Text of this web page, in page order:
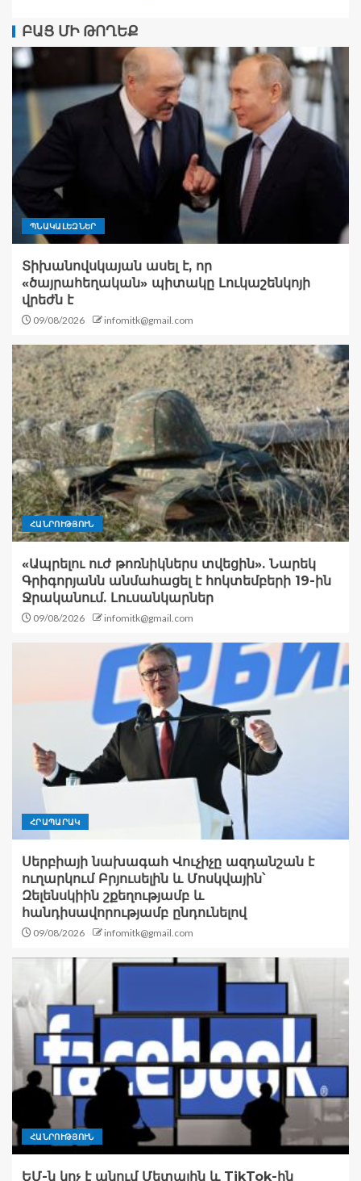
ԲԱՑ ՄԻ ԹՈՂԵՔ
ՊՆԱԿԱԼԵԶՆԵՐ
Տիխանովսկայան ասել է, որ
«ծայրահեղական» պիտակը Լուկաշենկոյի
վրեժն է
09/08/2026 infomitk@gmail.com
ՀԱՆՐՈՒԹՅՈՒՆ
«Ապրելու ուժ թոռնիկներս տվեցին». Նարեկ
Գրիգորյանն անմահացել է հոկտեմբերի 19-ին
Ջրականում. Լուսանկարներ
09/08/2026 infomitk@gmail.com
ՀՐԱՊԱՐԱԿ
Սերբիայի նախագահ Վուչիչը ազդանշան է
ուղարկում Բրյուսելին և Մոսկվային՝
Զելենսկիին շքեղությամբ և
հանդիսավորությամբ ընդունելով
09/08/2026 infomitk@gmail.com
ՀԱՆՐՈՒԹՅՈՒՆ
ԵՄ-ն կոչ է անում Մետային և TikTok-ին